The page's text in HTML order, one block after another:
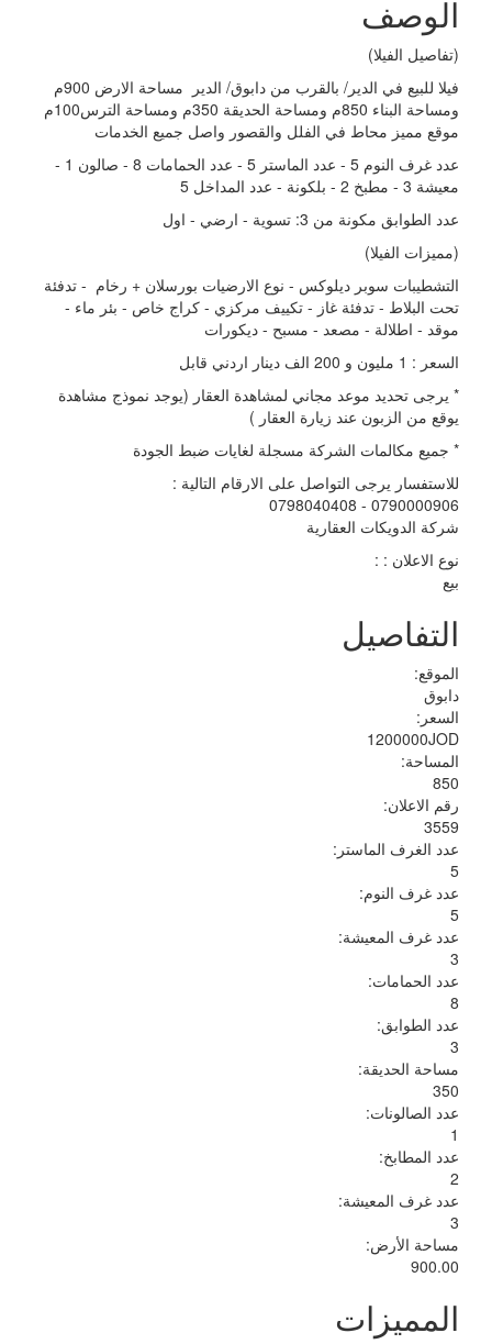
الوصف
(تفاصيل الفيلا)
فيلا للبيع في الدير/ بالقرب من دابوق/ الدير مساحة الارض 900م
ومساحة البناء 850م ومساحة الحديقة 350م ومساحة الترس100م
موقع مميز محاط في الفلل والقصور واصل جميع الخدمات
عدد غرف النوم 5 - عدد الماستر 5 - عدد الحمامات 8 - صالون 1 -
معيشة 3 - مطبخ 2 - بلكونة - عدد المداخل 5
عدد الطوابق مكونة من 3: تسوية - ارضي - اول
(مميزات الفيلا)
التشطيبات سوبر ديلوكس - نوع الارضيات بورسلان + رخام - تدفئة
تحت البلاط - تدفئة غاز - تكييف مركزي - كراج خاص - بئر ماء -
موقد - اطلالة - مصعد - مسبح - ديكورات
السعر : 1 مليون و 200 الف دينار اردني قابل
* يرجى تحديد موعد مجاني لمشاهدة العقار (يوجد نموذج مشاهدة
يوقع من الزبون عند زيارة العقار )
* جميع مكالمات الشركة مسجلة لغايات ضبط الجودة
للاستفسار يرجى التواصل على الارقام التالية :
0790000906 - 0798040408
شركة الدويكات العقارية
نوع الاعلان : :
بيع
التفاصيل
الموقع:
دابوق
السعر:
1200000JOD
المساحة:
850
رقم الاعلان:
3559
عدد الغرف الماستر:
5
عدد غرف النوم:
5
عدد غرف المعيشة:
3
عدد الحمامات:
8
عدد الطوابق:
3
مساحة الحديقة:
350
عدد الصالونات:
1
عدد المطابخ:
2
عدد غرف المعيشة:
3
مساحة الأرض:
900.00
المميزات